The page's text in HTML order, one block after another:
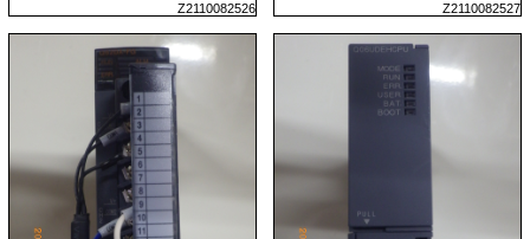
Z2110082526 Z2110082527